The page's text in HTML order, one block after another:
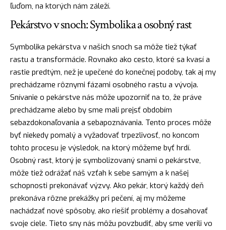
ľuďom, na ktorých nám záleží.
Pekárstvo v snoch: Symbolika a osobný rast
Symbolika pekárstva v našich snoch sa môže tiež týkať
rastu a transformácie. Rovnako ako cesto, ktoré sa kvasí a
rastie predtým, než je upečené do konečnej podoby, tak aj my
prechádzame rôznymi fázami osobného rastu a vývoja.
Snívanie o pekárstve nás môže upozorniť na to, že práve
prechádzame alebo by sme mali prejsť obdobím
sebazdokonaľovania a sebapoznávania. Tento proces môže
byť niekedy pomalý a vyžadovať trpezlivosť, no koncom
tohto procesu je výsledok, na ktorý môžeme byť hrdí.
Osobný rast, ktorý je symbolizovaný snami o pekárstve,
môže tiež odrážať náš vzťah k sebe samým a k našej
schopnosti prekonávať výzvy. Ako pekár, ktorý každý deň
prekonáva rôzne prekážky pri pečení, aj my môžeme
nachádzať nové spôsoby, ako riešiť problémy a dosahovať
svoje ciele. Tieto sny nás môžu povzbudiť, aby sme verili vo